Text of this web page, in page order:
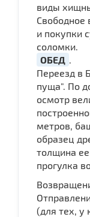
виды
Свободное
и покупки
соломки.
ОБЕД
Переезд в
пуща". По
осмотр
метров,
образец
толщина
прогулка
(для тех, у